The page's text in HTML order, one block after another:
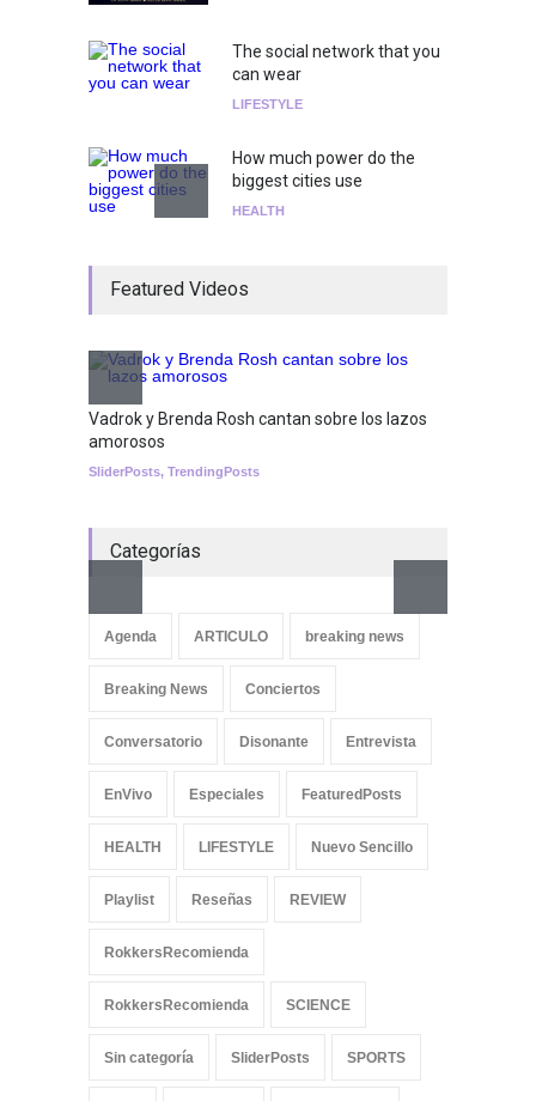
The social network that you
can wear
LIFESTYLE
How much power do the
biggest cities use
HEALTH
el show de Richie O'Farrill
becoming a reality
Featured Videos
Vadrok y Brenda Rosh cantan sobre los lazos
amorosos
SliderPosts, TrendingPosts
Categorías
Agenda ARTICULO breaking news
Breaking News Conciertos
Conversatorio Disonante Entrevista
EnVivo Especiales FeaturedPosts
HEALTH LIFESTYLE Nuevo Sencillo
Playlist Reseñas REVIEW
RokkersRecomienda
RokkersRecomienda SCIENCE
Sin categoría SliderPosts SPORTS